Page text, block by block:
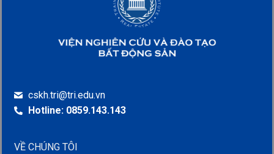
cskh.tri@tri.edu.vn
Hotline: 0859.143.143
VỀ CHÚNG TÔI